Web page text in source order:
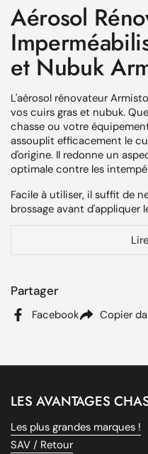
Aérosol
et Nubuk
L'aérosol rénovateur
vos cuirs gras et nubuk.
chasse ou votre
assouplit efficacement le
d'origine. Il redonne un
optimale contre les
Facile à utiliser, il suffit de
brossage avant d'appliquer
distance. Laissez sécher
impeccable. Sur certains
foncer après application; il
Avec son conditionnement
France, ce produit assure
économique. Ce
premier jour. Faites
Partager
Facebook Copier
LES AVANTAGES
Les plus grandes marques !
SAV / Retour